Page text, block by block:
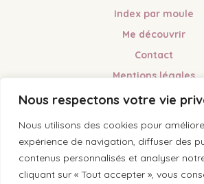
Nous respectons votre vie
Nous utilisons des cookies pour
expérience de navigation, diffuser des
contenus personnalisés et analyser
cliquant sur « Tout accepter », vous
Index par moule
Me découvrir
Contact
Mentions légales
Facebook
Instagram
Tik Tok